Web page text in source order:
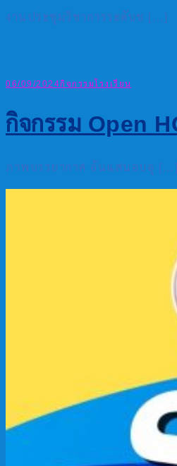
งานประชุมวิชาการระดับช […]
06/09/2024กิจกรรมโรงเรียน
กิจกรรม Open
ภาพบรรยากาศ อันแสนอบอุ […]